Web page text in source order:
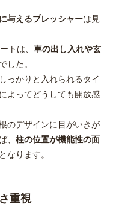
与えるプレッシャーは見
トは、 車の出し入れや玄
した。
っかりと入れられるタイ
によってどうしても開放感
のデザインに目がいきが
柱の位置が機能性の面
となります。
重視